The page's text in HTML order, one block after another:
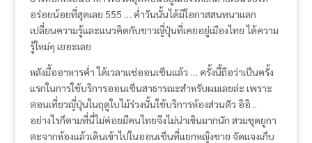
อร่อยน้อยที่สุดเลย 555 … ค่ำวันนั้นได้มีโอกาสสนทนาแลก
เปลี่ยนความรู้และแนวคิดกับชาวญี่ปุ่นที่เคยอยู่เมืองไทย ได้ความ
รู้ใหม่ๆ เยอะเลย
หลังมื้ออาหารค่ำ ได้เวลาแช่ออนเซ็นแล้ว … ครั้งนี้ถือว่าเป็นครั้ง
แรกในการใช้บริการออนเซ็นสาธารณะสำหรับผมเลยล่ะ เพราะ
ตอนเที่ยวญี่ปุ่นในฤดูใบไม้ร่วงนั้นใช้บริการห้องส่วนตัว อิอิ ..
อย่างไรก็ตามที่นี่ไม่ค่อยมีคนไทยจึงไม่น่าเขินมากนัก สวมชุดยูกา
ตะจากห้องแล้วเดินเข้าไปในออนเซ็นที่แยกหญิงชาย จัดแจงเก็บ